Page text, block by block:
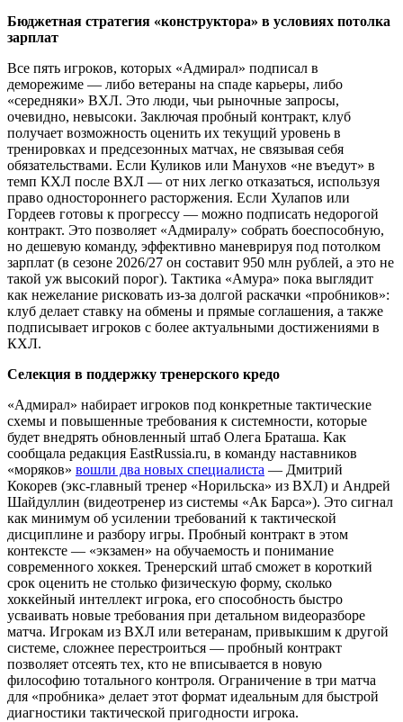
Бюджетная стратегия «конструктора» в условиях потолка
зарплат
Все пять игроков, которых «Адмирал» подписал в
деморежиме — либо ветераны на спаде карьеры, либо
«середняки» ВХЛ. Это люди, чьи рыночные запросы,
очевидно, невысоки. Заключая пробный контракт, клуб
получает возможность оценить их текущий уровень в
тренировках и предсезонных матчах, не связывая себя
обязательствами. Если Куликов или Манухов «не въедут» в
темп КХЛ после ВХЛ — от них легко отказаться, используя
право одностороннего расторжения. Если Хулапов или
Гордеев готовы к прогрессу — можно подписать недорогой
контракт. Это позволяет «Адмиралу» собрать боеспособную,
но дешевую команду, эффективно маневрируя под потолком
зарплат (в сезоне 2026/27 он составит 950 млн рублей, а это не
такой уж высокий порог). Тактика «Амура» пока выглядит
как нежелание рисковать из-за долгой раскачки «пробников»:
клуб делает ставку на обмены и прямые соглашения, а также
подписывает игроков с более актуальными достижениями в
КХЛ.
Селекция в поддержку тренерского кредо
«Адмирал» набирает игроков под конкретные тактические
схемы и повышенные требования к системности, которые
будет внедрять обновленный штаб Олега Браташа. Как
сообщала редакция EastRussia.ru, в команду наставников
«моряков» вошли два новых специалиста — Дмитрий
Кокорев (экс-главный тренер «Норильска» из ВХЛ) и Андрей
Шайдуллин (видеотренер из системы «Ак Барса»). Это сигнал
как минимум об усилении требований к тактической
дисциплине и разбору игры. Пробный контракт в этом
контексте — «экзамен» на обучаемость и понимание
современного хоккея. Тренерский штаб сможет в короткий
срок оценить не столько физическую форму, сколько
хоккейный интеллект игрока, его способность быстро
усваивать новые требования при детальном видеоразборе
матча. Игрокам из ВХЛ или ветеранам, привыкшим к другой
системе, сложнее перестроиться — пробный контракт
позволяет отсеять тех, кто не вписывается в новую
философию тотального контроля. Ограничение в три матча
для «пробника» делает этот формат идеальным для быстрой
диагностики тактической пригодности игрока.